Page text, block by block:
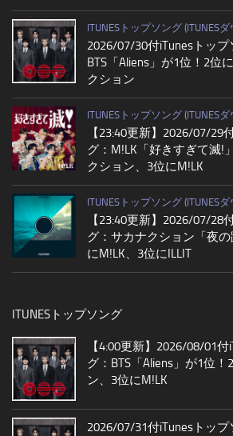
ITUNESトップソング (ITUNES
2026/07/30付iTunesトップ
BTS「Aliens」が1位！2位
クション
ITUNESトップソング (ITUNES
【23:40更新】2026/07/29
グ：M!LK「好きすぎて滅!
クション、3位にM!LK
ITUNESトップソング (ITUNES
【23:40更新】2026/07/28
グ：サカナクション「夜
にM!LK、3位にILLIT
ITUNESトップソング
【4:00更新】2026/08/01
グ：BTS「Aliens」が1位
ン、3位にM!LK
2026/07/31付iTunesトップ